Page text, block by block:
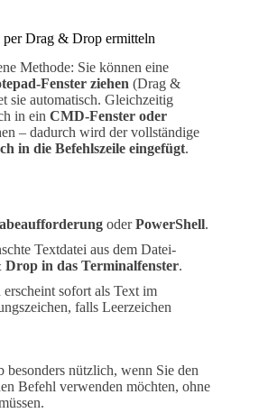
Drag & Drop ermitteln
Methode: Sie können eine
Fenster ziehen (Drag &
sie automatisch. Gleichzeitig
in ein CMD-Fenster oder
– dadurch wird der vollständige
in die Befehlszeile eingefügt.
oderPowerShell.
Textdatei aus dem Datei-
in das Terminalfenster.
sofort als Text im
falls Leerzeichen
besonders nützlich, wenn Sie den
Befehl verwenden möchten, ohne